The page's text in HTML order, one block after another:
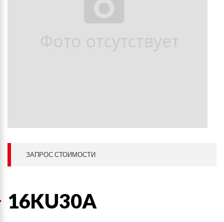
ЗАПРОС СТОИМОСТИ
16KU30A